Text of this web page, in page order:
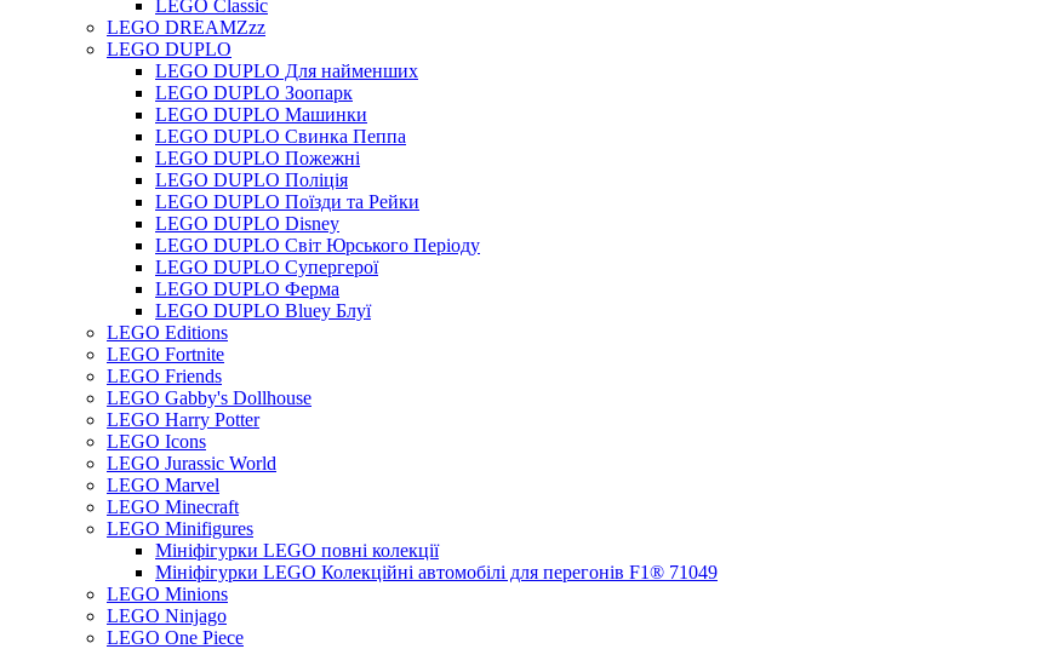
LEGO Classic
LEGO DREAMZzz
LEGO DUPLO
LEGO DUPLO Для найменших
LEGO DUPLO Зоопарк
LEGO DUPLO Машинки
LEGO DUPLO Свинка Пеппа
LEGO DUPLO Пожежні
LEGO DUPLO Поліція
LEGO DUPLO Поїзди та Рейки
LEGO DUPLO Disney
LEGO DUPLO Світ Юрського Періоду
LEGO DUPLO Супергерої
LEGO DUPLO Ферма
LEGO DUPLO Bluey Блуї
LEGO Editions
LEGO Fortnite
LEGO Friends
LEGO Gabby's Dollhouse
LEGO Harry Potter
LEGO Icons
LEGO Jurassic World
LEGO Marvel
LEGO Minecraft
LEGO Minifigures
Мініфігурки LEGO повні колекції
Мініфігурки LEGO Колекційні автомобілі для перегонів F1® 71049
LEGO Minions
LEGO Ninjago
LEGO One Piece